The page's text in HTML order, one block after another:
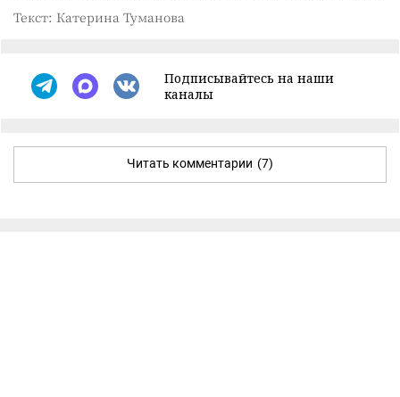
Текст: Катерина Туманова
Подписывайтесь на наши
каналы
Читать комментарии (7)